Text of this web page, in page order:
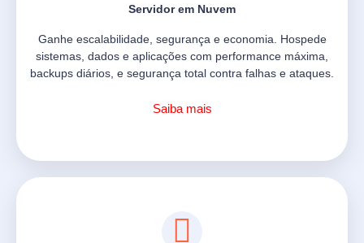
Servidor em Nuvem
Ganhe escalabilidade, segurança e economia. Hospede
sistemas, dados e aplicações com performance máxima,
backups diários, e segurança total contra falhas e ataques.
Saiba mais